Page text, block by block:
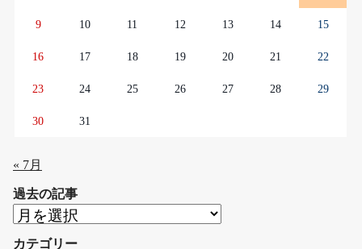
9 10 11 12 13 14 15
16 17 18 19 20 21 22
23 24 25 26 27 28 29
30 31
« 7月
過去の記事
過
カテゴリー